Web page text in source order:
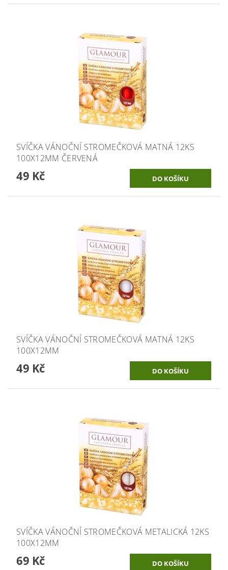
SVÍČKA VÁNOČNÍ STROMEČKOVÁ MATNÁ 12KS
100X12MM ČERVENÁ
49 Kč
SVÍČKA VÁNOČNÍ STROMEČKOVÁ MATNÁ 12KS
100X12MM
49 Kč
SVÍČKA VÁNOČNÍ STROMEČKOVÁ METALICKÁ 12KS
100X12MM
69 Kč